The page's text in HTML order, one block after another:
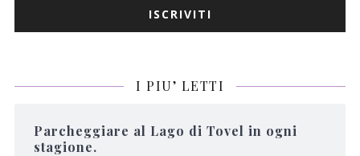
I PIU’ LETTI
Parcheggiare al Lago di Tovel in ogni
stagione.